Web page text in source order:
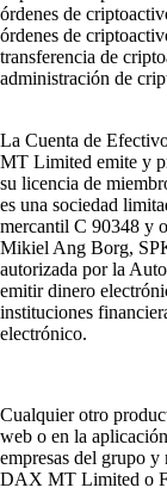
órdenes de
órdenes de
transferencia de
administración de
La Cuenta de
MT Limited emite y
su licencia de
es una sociedad
mercantil C 90348 y
Mikiel Ang Borg,
autorizada por la
emitir dinero
instituciones
electrónico.
Cualquier otro
web o en la aplicación
empresas del grupo y
DAX MT Limited o